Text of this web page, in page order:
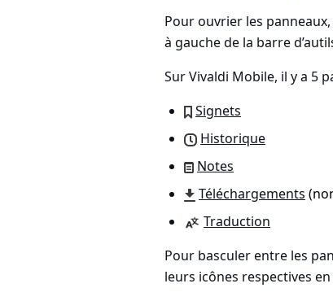
Pour ouvrier les
à gauche de la barre
Sur Vivaldi Mobile, il y a 5
Signets
Historique
Notes
Téléchargements
Traduction
Pour basculer entre les
leurs icônes respectives en